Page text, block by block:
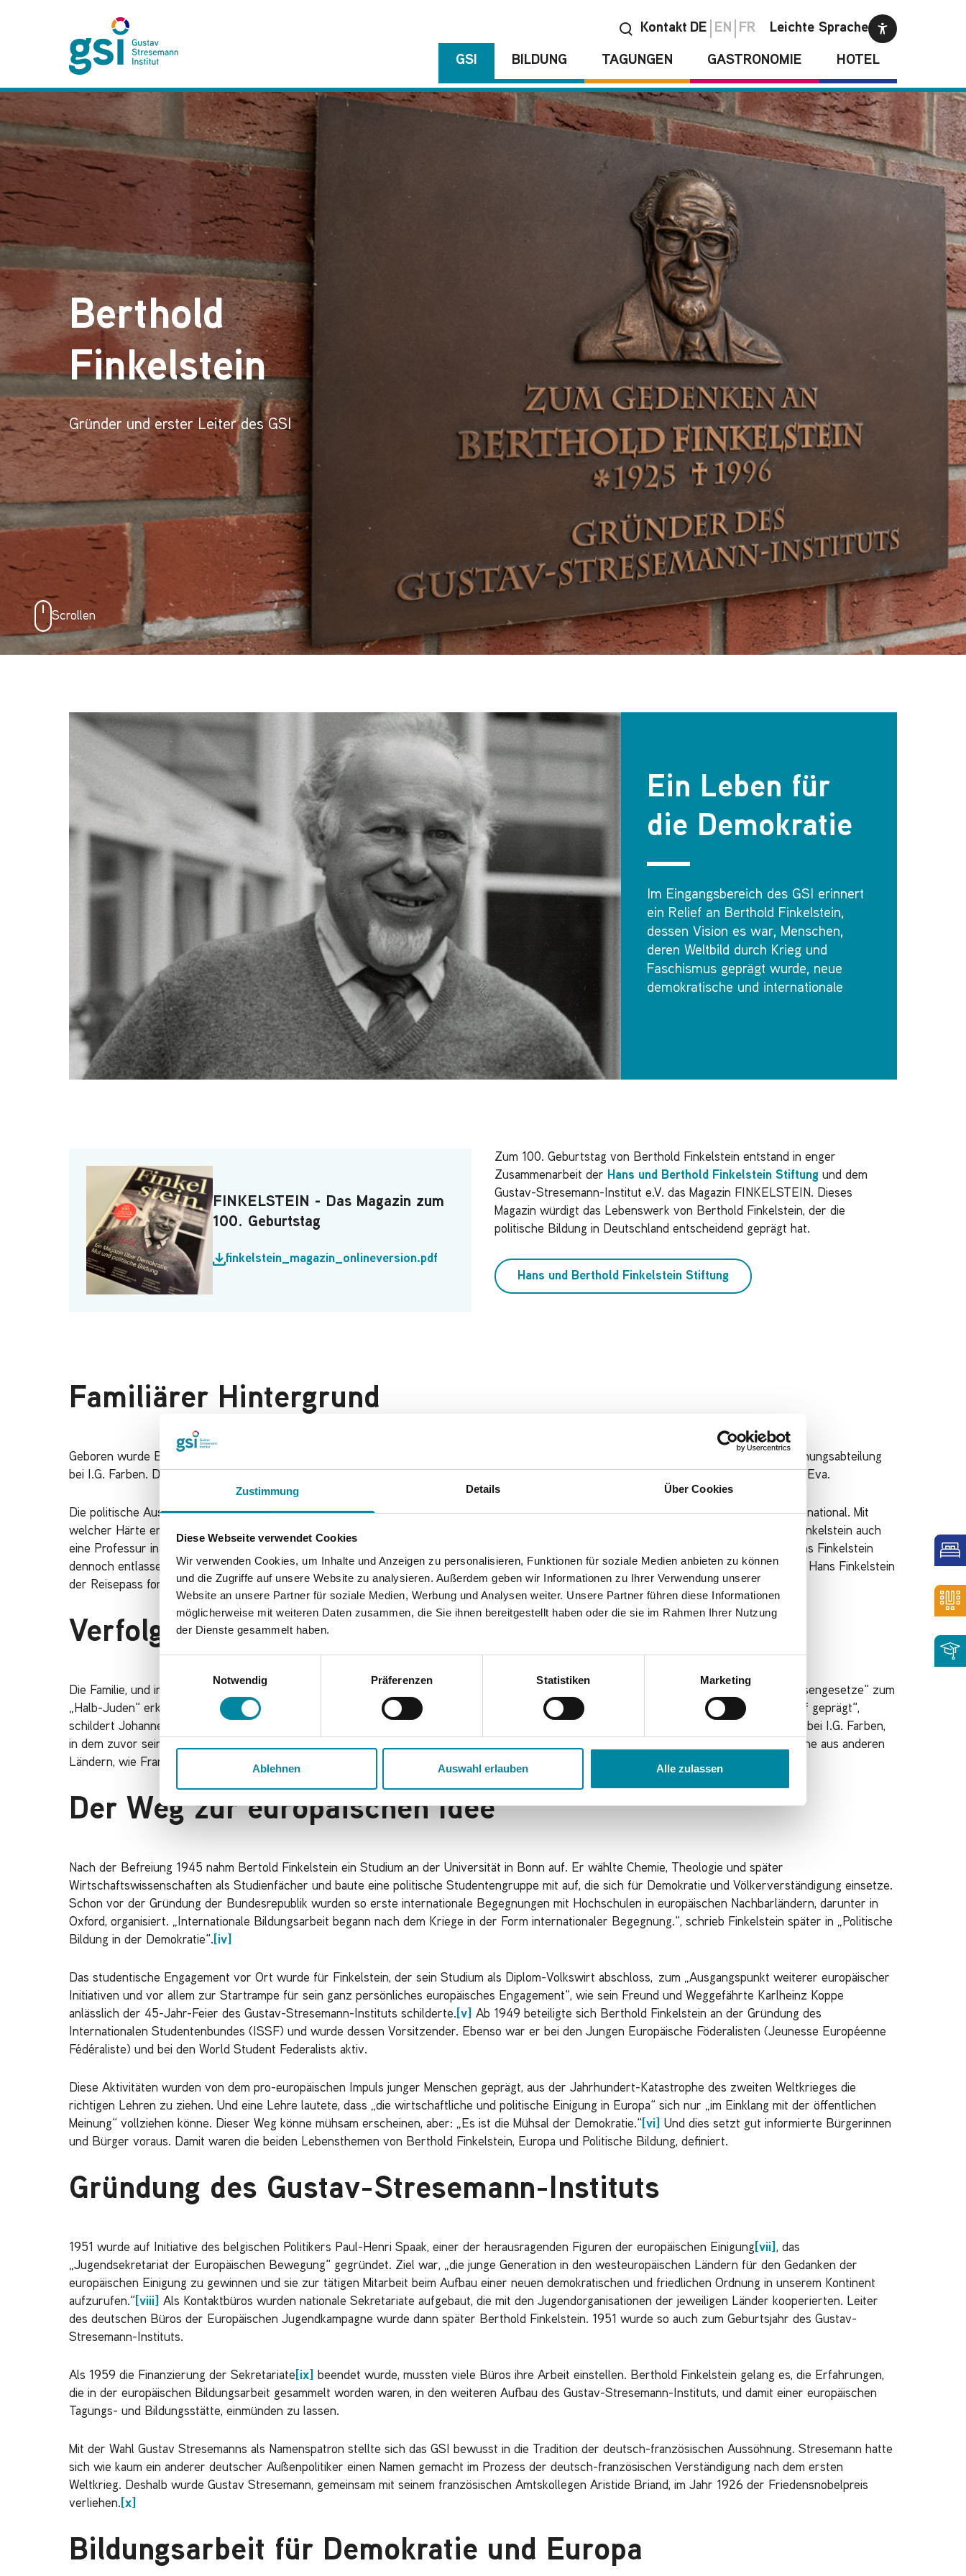
Zustimmung Details Über Cookies
Diese Webseite verwendet Cookies
Wir verwenden Cookies, um Inhalte und Anzeigen zu personalisieren, Funktionen für soziale Medien anbieten zu können
und die Zugriffe auf unsere Website zu analysieren. Außerdem geben wir Informationen zu Ihrer Verwendung unserer
Website an unsere Partner für soziale Medien, Werbung und Analysen weiter. Unsere Partner führen diese Informationen
möglicherweise mit weiteren Daten zusammen, die Sie ihnen bereitgestellt haben oder die sie im Rahmen Ihrer Nutzung
der Dienste gesammelt haben.
w
i
g
u
s
a
u
s
w
h
l
Notwendig Präferenzen Statistiken Marketing
Ablehnen Auswahl erlauben Alle zulassen
Kontakt DE EN FR Leichte Sprache
GSI BILDUNG TAGUNGEN GASTRONOMIE HOTEL
Berthold
Finkelstein
Gründer und erster Leiter des GSI
Scrollen
Ein Leben für
die Demokratie
Im Eingangsbereich des GSI erinnert
ein Relief an Berthold Finkelstein,
dessen Vision es war, Menschen,
deren Weltbild durch Krieg und
Faschismus geprägt wurde, neue
demokratische und internationale
FINKELSTEIN - Das Magazin zum
100. Geburtstag
finkelstein_magazin_onlineversion.pdf
Zum 100. Geburtstag von Berthold Finkelstein entstand in enger
Zusammenarbeit der Hans und Berthold Finkelstein Stiftung und dem
Gustav-Stresemann-Institut e.V. das Magazin FINKELSTEIN. Dieses
Magazin würdigt das Lebenswerk von Berthold Finkelstein, der die
politische Bildung in Deutschland entscheidend geprägt hat.
Hans und Berthold Finkelstein Stiftung
Familiärer Hintergrund
Geboren wurde Berthold Finkelstein am 23.12.1925 in Krefeld. Sein Vater, der Chemiker Dr. Hans Finkelstein, arbeitete als Leiter der Forschungsabteilung
bei I.G. Farben. Die Mutter Annemarie Bruns stammte aus dem Elsass. Berthold Finkelstein hatte zwei ältere Geschwister: Klaus Peter und Eva.
Die politische Ausrichtung der Familie war konservativ. Der renommierte und prominente Wissenschaftler Hans Finkelstein dachte deutsch-national. Mit
welcher Härte er ab 1933 als deutscher Jude diskriminiert und verfolgt werden würde, konnte er sich nicht vorstellen. Deshalb nahm Dr. Finkelstein auch
eine Professur in den USA, die ihm angeboten wurde und die eine Chance zur Emigration eröffnet hätte, nicht an. Bei I.G. Farben wurde Hans Finkelstein
dennoch entlassen, obwohl er als Namensgeber der „Finkelstein-Reaktion“ ein Begriff in der Welt der Naturwissenschaften war und ist. Als Hans Finkelstein
der Reisepass fortgenommen wurde, setzte er 1938 seinem Leben ein Ende.[i]
Verfolgung und Zwangsarbeit
Die Familie, und insbesondere der jüngste Sohn, litten nicht nur unter dem Tod des Vaters. Berthold Finkelstein, durch die „Nürnberger Rassengesetze“ zum
„Halb-Juden“ erklärt, musste Zwangsarbeit leisten. „Die Zwangsarbeit, der Verlust seines Vaters und das Trauma des Krieges haben ihn tief geprägt“,
schildert Johannes Finkelstein
, „und seine spätere Arbeit entscheidend beeinflusst“. Berthold Finkelstein arbeitete in demselben Betrieb bei I.G. Farben,
in dem zuvor sein Vater leitend tätig gewesen war. Dort, so berichtete Berthold Finkelstein später im Rückblick, habe er politische Gefangene aus anderen
Ländern, wie Frankreich und Polen, kennengelernt und sei „zum Europäer“ geworden.
Der Weg zur europäischen Idee
Nach der Befreiung 1945 nahm Bertold Finkelstein ein Studium an der Universität in Bonn auf. Er wählte Chemie, Theologie und später
Wirtschaftswissenschaften als Studienfächer und baute eine politische Studentengruppe mit auf, die sich für Demokratie und Völkerverständigung einsetze.
Schon vor der Gründung der Bundesrepublik wurden so erste internationale Begegnungen mit Hochschulen in europäischen Nachbarländern, darunter in
Oxford, organisiert. „Internationale Bildungsarbeit begann nach dem Kriege in der Form internationaler Begegnung.“, schrieb Finkelstein später in „Politische
Bildung in der Demokratie“. [iv]
Das studentische Engagement vor Ort wurde für Finkelstein, der sein Studium als Diplom-Volkswirt abschloss, zum „Ausgangspunkt weiterer europäischer
Initiativen und vor allem zur Startrampe für sein ganz persönliches europäisches Engagement“, wie sein Freund und Weggefährte Karlheinz Koppe
anlässlich der 45-Jahr-Feier des Gustav-Stresemann-Instituts schilderte. [v]
Ab 1949 beteiligte sich Berthold Finkelstein an der Gründung des
Internationalen Studentenbundes (ISSF) und wurde dessen Vorsitzender. Ebenso war er bei den Jungen Europäische Föderalisten (Jeunesse Européenne
Fédéraliste) und bei den World Student Federalists aktiv.
Diese Aktivitäten wurden von dem pro-europäischen Impuls junger Menschen geprägt, aus der Jahrhundert-Katastrophe des zweiten Weltkrieges die
richtigen Lehren zu ziehen. Und eine Lehre lautete, dass „die wirtschaftliche und politische Einigung in Europa“ sich nur „im Einklang mit der öffentlichen
Meinung“ vollziehen könne. Dieser Weg könne mühsam erscheinen, aber: „Es ist die Mühsal der Demokratie.“ [vi]
Und dies setzt gut informierte Bürgerinnen
und Bürger voraus. Damit waren die beiden Lebensthemen von Berthold Finkelstein, Europa und Politische Bildung, definiert.
Gründung des Gustav-Stresemann-Instituts
1951 wurde auf Initiative des belgischen Politikers Paul-Henri Spaak, einer der herausragenden Figuren der europäischen Einigung [vii] , das
„Jugendsekretariat der Europäischen Bewegung“ gegründet. Ziel war, „die junge Generation in den westeuropäischen Ländern für den Gedanken der
europäischen Einigung zu gewinnen und sie zur tätigen Mitarbeit beim Aufbau einer neuen demokratischen und friedlichen Ordnung in unserem Kontinent
aufzurufen.“ [viii]
Als Kontaktbüros wurden nationale Sekretariate aufgebaut, die mit den Jugendorganisationen der jeweiligen Länder kooperierten. Leiter
des deutschen Büros der Europäischen Jugendkampagne wurde dann später Berthold Finkelstein. 1951 wurde so auch zum Geburtsjahr des Gustav-
Stresemann-Instituts.
Als 1959 die Finanzierung der Sekretariate [ix]
beendet wurde, mussten viele Büros ihre Arbeit einstellen. Berthold Finkelstein gelang es, die Erfahrungen,
die in der europäischen Bildungsarbeit gesammelt worden waren, in den weiteren Aufbau des Gustav-Stresemann-Instituts, und damit einer europäischen
Tagungs- und Bildungsstätte, einmünden zu lassen.
Mit der Wahl Gustav Stresemanns als Namenspatron stellte sich das GSI bewusst in die Tradition der deutsch-französischen Aussöhnung. Stresemann hatte
sich wie kaum ein anderer deutscher Außenpolitiker einen Namen gemacht im Prozess der deutsch-französischen Verständigung nach dem ersten
Weltkrieg. Deshalb wurde Gustav Stresemann, gemeinsam mit seinem französischen Amtskollegen Aristide Briand, im Jahr 1926 der Friedensnobelpreis
verliehen. [x]
Bildungsarbeit für Demokratie und Europa